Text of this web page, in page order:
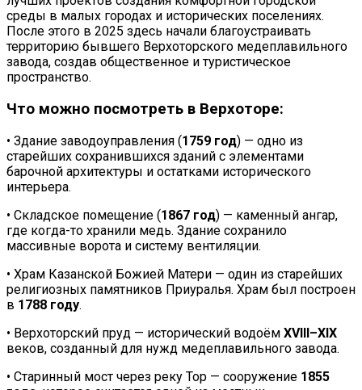
среды в малых городах и исторических поселениях.
После этого в 2025 здесь начали благоустраивать
территорию бывшего Верхоторского медеплавильного
завода, создав общественное и туристическое
пространство.
Что можно посмотреть в Верхоторе:
• Здание заводоуправления (1759 год) — одно из
старейших сохранившихся зданий с элементами
барочной архитектуры и остатками исторического
интерьера.
• Складское помещение (1867 год) — каменный ангар,
где когда-то хранили медь. Здание сохранило
массивные ворота и систему вентиляции.
• Храм Казанской Божией Матери — один из старейших
религиозных памятников Приуралья. Храм был построен
в 1788 году.
• Верхоторский пруд — исторический водоём XVIII–XIX
веков, созданный для нужд медеплавильного завода.
• Старинный мост через реку Тор — сооружение 1855